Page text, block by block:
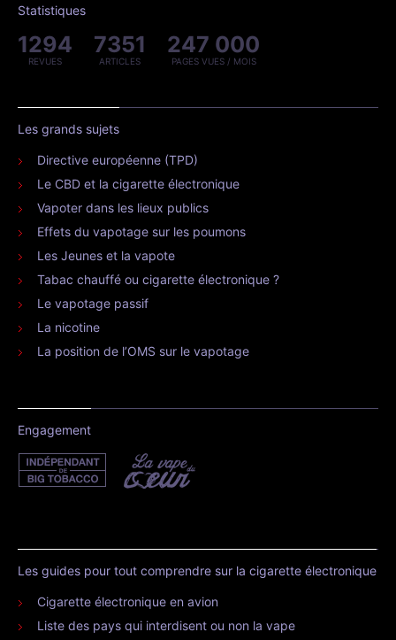
Statistiques
1294
REVUES
7351
ARTICLES
247 000
PAGES VUES / MOIS
Les grands sujets
Directive européenne (TPD)
Le CBD et la cigarette électronique
Vapoter dans les lieux publics
Effets du vapotage sur les poumons
Les Jeunes et la vapote
Tabac chauffé ou cigarette électronique ?
Le vapotage passif
La nicotine
La position de l’OMS sur le vapotage
Engagement
Les guides pour tout comprendre sur la cigarette électronique
Cigarette électronique en avion
Liste des pays qui interdisent ou non la vape